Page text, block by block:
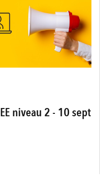
niveau 2 - 10 sept